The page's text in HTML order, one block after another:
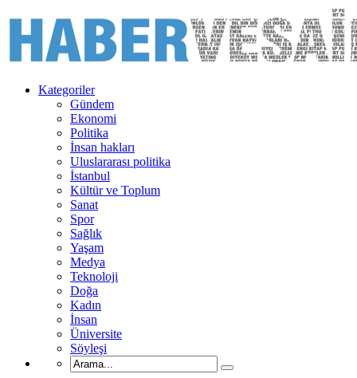
Kategoriler
Gündem
Ekonomi
Politika
İnsan hakları
Uluslararası politika
İstanbul
Kültür ve Toplum
Sanat
Spor
Sağlık
Yaşam
Medya
Teknoloji
Doğa
Kadın
İnsan
Üniversite
Söyleşi